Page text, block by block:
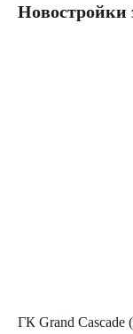
Новостройки
ГК Grand Cascade